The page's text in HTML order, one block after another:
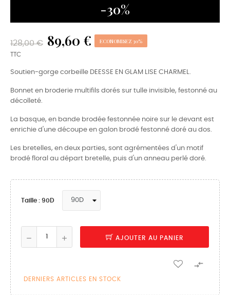
-30%
128,00 € 89,60 € ECONOMISEZ 30%
TTC
Soutien-gorge corbeille DEESSE EN GLAM LISE CHARMEL.
Bonnet en broderie multifils dorés sur tulle invisible, festonné au
décolleté.
La basque, en bande brodée festonnée noire sur le devant est
enrichie d'une découpe en galon brodé festonné doré au dos.
Les bretelles, en deux parties, sont agrémentées d'un motif
brodé floral au départ bretelle, puis d'un anneau perlé doré.
Taille : 90D
AJOUTER AU PANIER

DERNIERS ARTICLES EN STOCK